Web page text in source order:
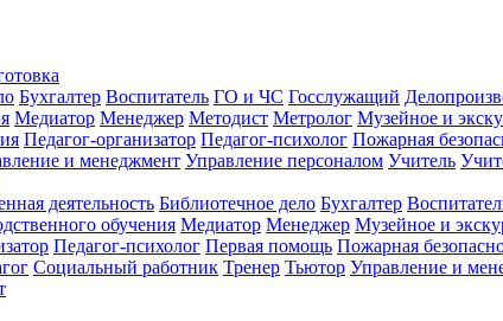
Бухгалтер Воспитатель ГО и ЧС Госслужащий
Медиатор Менеджер Методист Метролог Музейное и
Педагог-организатор Педагог-психолог Пожарная
и менеджмент Управление персоналом Учитель
деятельность Библиотечное дело Бухгалтер
обучения Медиатор Менеджер Музейное и
Педагог-психолог Первая помощь Пожарная
Социальный работник Тренер Тьютор Управление и